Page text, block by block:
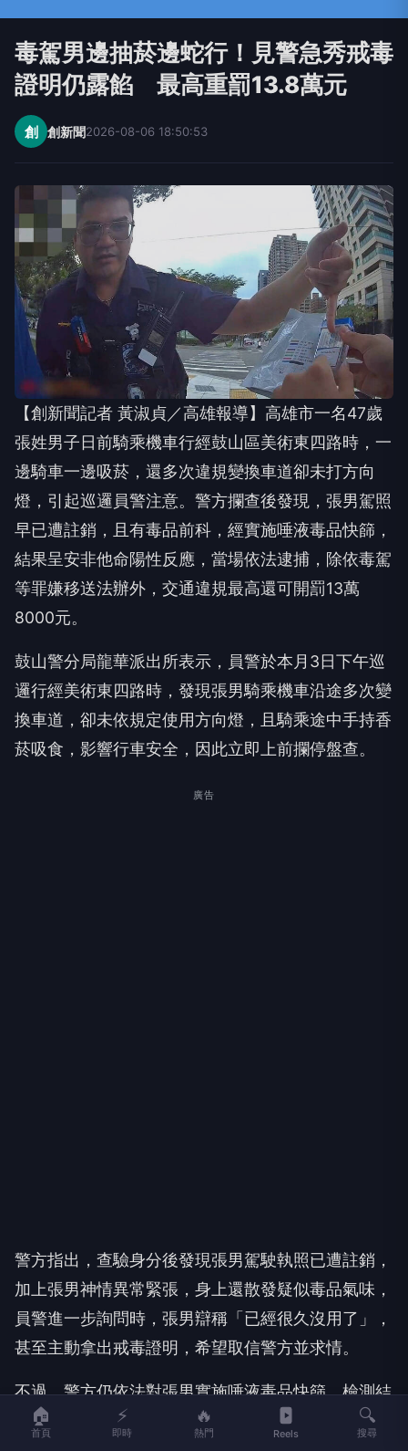
毒駕男邊抽菸邊蛇行！見警急秀戒毒
證明仍露餡 最高重罰13.8萬元
創 創新聞2026-08-06 18:50:53
【創新聞記者 黃淑貞／高雄報導】高雄市一名47歲
張姓男子日前騎乘機車行經鼓山區美術東四路時，一
邊騎車一邊吸菸，還多次違規變換車道卻未打方向
燈，引起巡邏員警注意。警方攔查後發現，張男駕照
早已遭註銷，且有毒品前科，經實施唾液毒品快篩，
結果呈安非他命陽性反應，當場依法逮捕，除依毒駕
等罪嫌移送法辦外，交通違規最高還可開罰13萬
8000元。
鼓山警分局龍華派出所表示，員警於本月3日下午巡
邏行經美術東四路時，發現張男騎乘機車沿途多次變
換車道，卻未依規定使用方向燈，且騎乘途中手持香
菸吸食，影響行車安全，因此立即上前攔停盤查。
廣告
警方指出，查驗身分後發現張男駕駛執照已遭註銷，
加上張男神情異常緊張，身上還散發疑似毒品氣味，
員警進一步詢問時，張男辯稱「已經很久沒用了」，
甚至主動拿出戒毒證明，希望取信警方並求情。
不過，警方仍依法對張男實施唾液毒品快篩，檢測結
果呈現安非他命陽性反應，確認涉嫌毒品案件，當場
🏠
首頁
⚡
即時
🔥
熱門 Reels
🔍
搜尋